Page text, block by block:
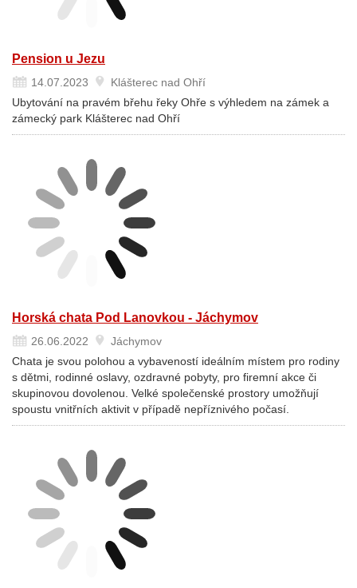
Pension u Jezu
14.07.2023
Klášterec nad Ohří
Ubytování na pravém břehu řeky Ohře s výhledem na zámek a
zámecký park Klášterec nad Ohří
Horská chata Pod Lanovkou - Jáchymov
26.06.2022
Jáchymov
Chata je svou polohou a vybaveností ideálním místem pro rodiny
s dětmi, rodinné oslavy, ozdravné pobyty, pro firemní akce či
skupinovou dovolenou. Velké společenské prostory umožňují
spoustu vnitřních aktivit v případě nepříznivého počasí.